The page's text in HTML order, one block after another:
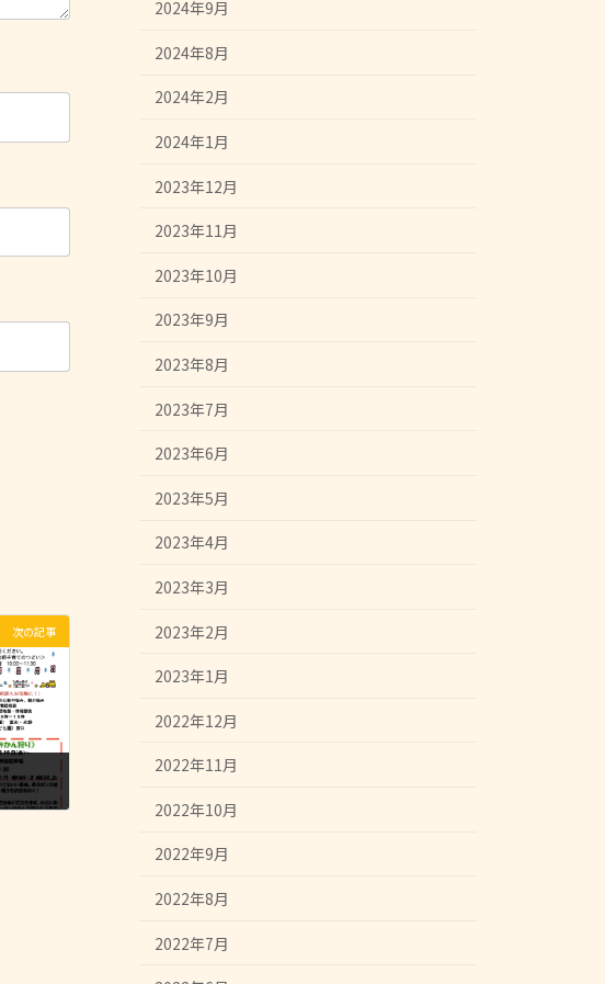
次の記事
2024年9月
2024年8月
2024年2月
2024年1月
2023年12月
2023年11月
2023年10月
2023年9月
2023年8月
2023年7月
2023年6月
2023年5月
2023年4月
2023年3月
2023年2月
2023年1月
2022年12月
2022年11月
2022年10月
2022年9月
2022年8月
2022年7月